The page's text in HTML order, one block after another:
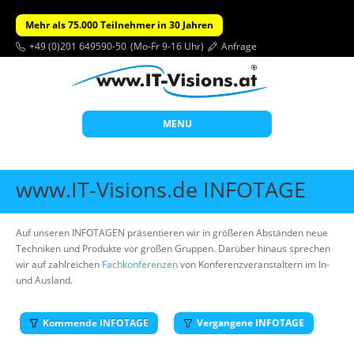
Mehr als 75.000 Teilnehmer in 30 Jahren
+49 (0)201 649590-50 (Mo-Fr 9-16 Uhr) Anfrage
MENU
Start
Themen
Beratung
Individuelle Schulungen
Wissen
www.IT-Visions.de INFOTAGE
Auf unseren INFOTAGEN präsentieren wir in größeren Abständen neue
Techniken und Produkte vor großen Gruppen. Darüber hinaus sprechen
wir auf zahlreichen Fachkonferenzenvon Konferenzveranstaltern im In-
und Ausland.
Kommende INFOTAGE Vergangene INFOTAGE